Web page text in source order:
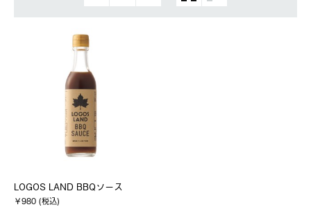
LOGOS LAND BBQソース
￥980 (税込)